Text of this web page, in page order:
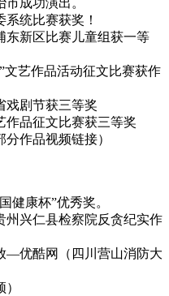
成功演出。
统比赛获奖！
东新区比赛儿童组获一等
文艺作品活动征文比赛获作
戏剧节获三等奖
作品征文比赛获三等奖
作品视频链接）
健康杯”优秀奖。
州兴仁县检察院反贪纪实作
—优酷网（四川营山消防大